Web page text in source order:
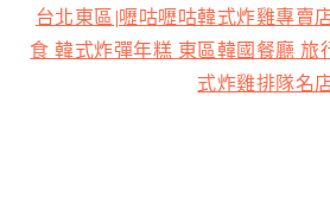
台北東區|嚦咕嚦咕韓式炸雞專賣
食 韓式炸彈年糕 東區韓國餐廳 旅
式炸雞排隊名